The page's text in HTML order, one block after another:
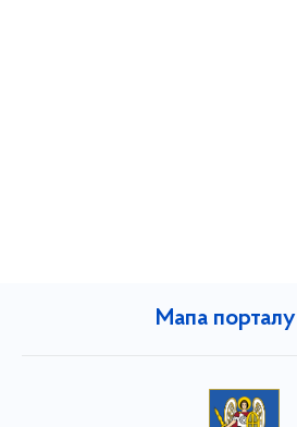
Мапа порталу